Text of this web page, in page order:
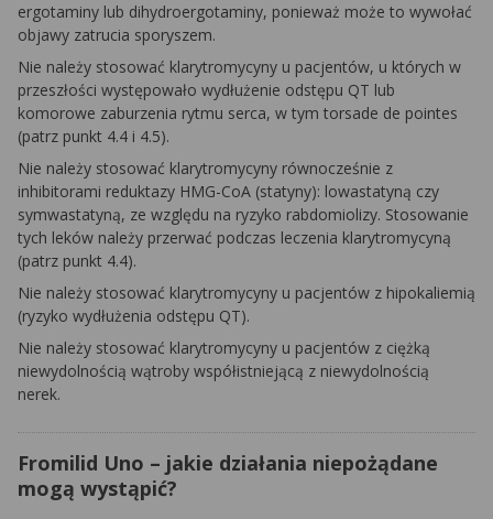
ergotaminy lub dihydroergotaminy, ponieważ może to wywołać
objawy zatrucia sporyszem.
Nie należy stosować klarytromycyny u pacjentów, u których w
przeszłości występowało wydłużenie odstępu QT lub
komorowe zaburzenia rytmu serca, w tym torsade de pointes
(patrz punkt 4.4 i 4.5).
Nie należy stosować klarytromycyny równocześnie z
inhibitorami reduktazy HMG-CoA (statyny): lowastatyną czy
symwastatyną, ze względu na ryzyko rabdomiolizy. Stosowanie
tych leków należy przerwać podczas leczenia klarytromycyną
(patrz punkt 4.4).
Nie należy stosować klarytromycyny u pacjentów z hipokaliemią
(ryzyko wydłużenia odstępu QT).
Nie należy stosować klarytromycyny u pacjentów z ciężką
niewydolnością wątroby współistniejącą z niewydolnością
nerek.
Fromilid Uno – jakie działania niepożądane
mogą wystąpić?